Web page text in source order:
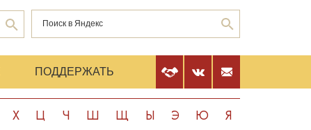
ПОДДЕРЖАТЬ
Х Ц Ч Ш Щ Ы Э Ю Я